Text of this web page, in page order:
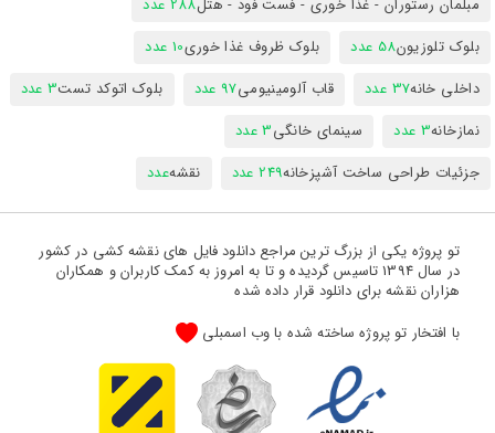
مبلمان رستوران - غذا خوری - فست فود - هتل288 عدد
بلوک تلوزیون58 عدد بلوک ظروف غذا خوری10 عدد
داخلی خانه37 عدد قاب آلومینیومی97 عدد بلوک اتوکد تست3 عدد
نمازخانه3 عدد سینمای خانگی3 عدد
جزئیات طراحی ساخت آشپزخانه249 عدد نقشهعدد
تو پروژه یکی از بزرگ ترین مراجع دانلود فایل های نقشه کشی در کشور
در سال 1394 تاسیس گردیده و تا به امروز به کمک کاربران و همکاران
هزاران نقشه برای دانلود قرار داده شده
با افتخار تو پروژه ساخته شده با وب اسمبلی